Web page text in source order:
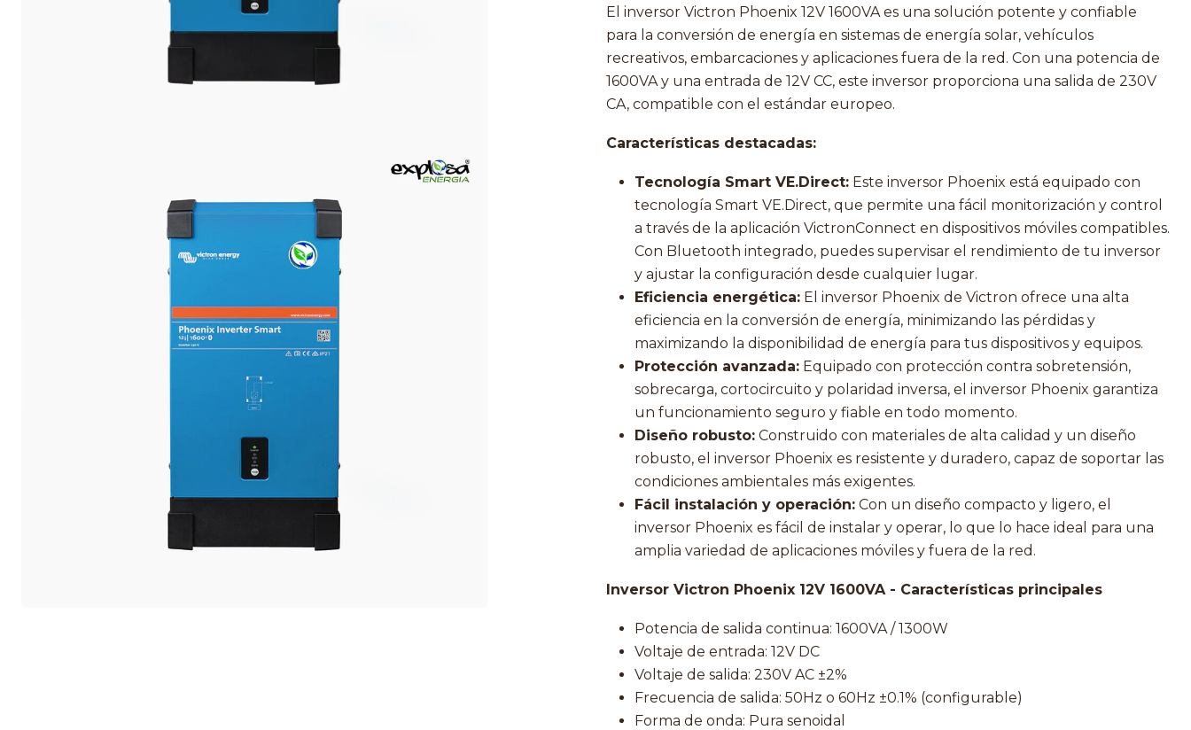
El inversor Victron Phoenix 12V 1600VA es una solución potente y confiable
para la conversión de energía en sistemas de energía solar, vehículos
recreativos, embarcaciones y aplicaciones fuera de la red. Con una potencia de
1600VA y una entrada de 12V CC, este inversor proporciona una salida de 230V
CA, compatible con el estándar europeo.
Características destacadas:
Tecnología Smart VE.Direct: Este inversor Phoenix está equipado con
tecnología Smart VE.Direct, que permite una fácil monitorización y control
a través de la aplicación VictronConnect en dispositivos móviles compatibles.
Con Bluetooth integrado, puedes supervisar el rendimiento de tu inversor
y ajustar la configuración desde cualquier lugar.
Eficiencia energética: El inversor Phoenix de Victron ofrece una alta
eficiencia en la conversión de energía, minimizando las pérdidas y
maximizando la disponibilidad de energía para tus dispositivos y equipos.
Protección avanzada: Equipado con protección contra sobretensión,
sobrecarga, cortocircuito y polaridad inversa, el inversor Phoenix garantiza
un funcionamiento seguro y fiable en todo momento.
Diseño robusto: Construido con materiales de alta calidad y un diseño
robusto, el inversor Phoenix es resistente y duradero, capaz de soportar las
condiciones ambientales más exigentes.
Fácil instalación y operación: Con un diseño compacto y ligero, el
inversor Phoenix es fácil de instalar y operar, lo que lo hace ideal para una
amplia variedad de aplicaciones móviles y fuera de la red.
Inversor Victron Phoenix 12V 1600VA - Características principales
Potencia de salida continua: 1600VA / 1300W
Voltaje de entrada: 12V DC
Voltaje de salida: 230V AC ±2%
Frecuencia de salida: 50Hz o 60Hz ±0.1% (configurable)
Forma de onda: Pura senoidal